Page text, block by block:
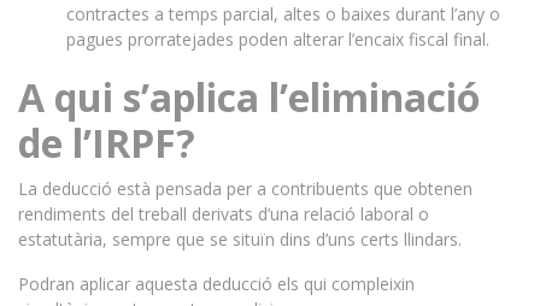
contractes a temps parcial, altes o baixes durant l’any o
pagues prorratejades poden alterar l’encaix fiscal final.
A qui s’aplica l’eliminació
de l’IRPF?
La deducció està pensada per a contribuents que obtenen
rendiments del treball derivats d’una relació laboral o
estatutària, sempre que se situïn dins d’uns certs llindars.
Podran aplicar aquesta deducció els qui compleixin